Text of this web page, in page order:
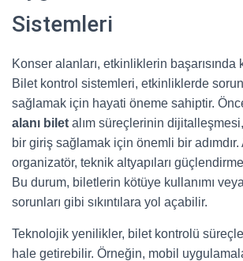
Sistemleri
Konser alanları, etkinliklerin başarısında
Bilet kontrol sistemleri, etkinliklerde
sağlamak için hayati öneme sahiptir.
alanı bilet alım süreçlerinin
bir giriş sağlamak için önemli bir
organizatör, teknik altyapıları
Bu durum, biletlerin kötüye kullanımı
sorunları gibi sıkıntılara yol açabilir.
Teknolojik yenilikler, bilet kontrolü
hale getirebilir. Örneğin, mobil